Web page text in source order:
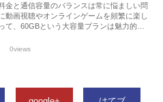
金と通信容量のバランスは常に悩ましい問
動画視聴やオンラインゲームを頻繁に楽し
て、60GBという大容量プランは魅力的…
0views